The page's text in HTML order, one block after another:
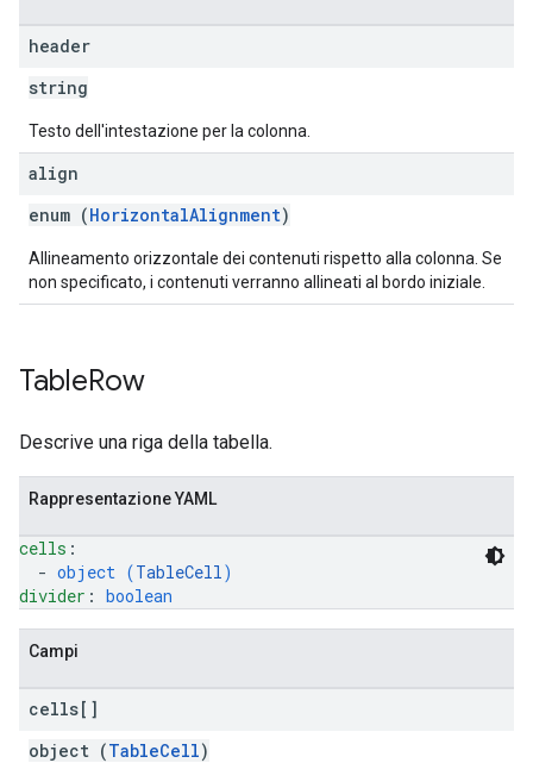
header
string
Testo dell'intestazione per la colonna.
align
enum (HorizontalAlignment)
Allineamento orizzontale dei contenuti rispetto alla colonna. Se
non specificato, i contenuti verranno allineati al bordo iniziale.
TableRow
Descrive una riga della tabella.
Rappresentazione YAML
cells :
  -
object (TableCell)
divider : boolean
Campi
cells[]
object (TableCell)